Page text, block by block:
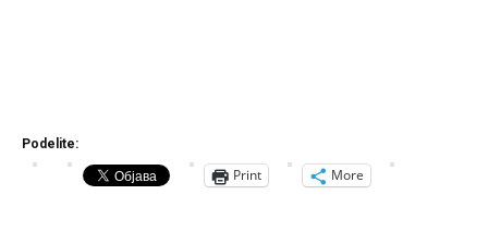
Podelite:
Print More